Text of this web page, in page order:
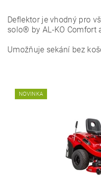
Deflektor je vhodný pro
solo® by AL-KO Comfort
Umožňuje sekání bez
NOVINKA